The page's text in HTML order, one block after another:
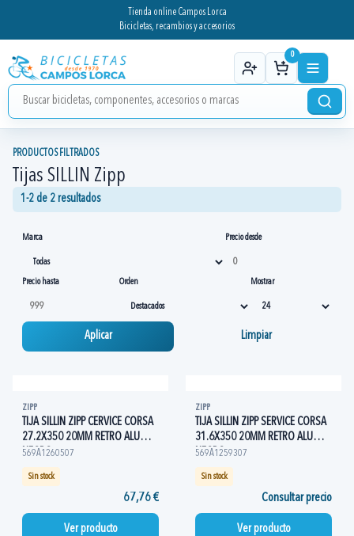
Tienda online Campos Lorca
Bicicletas, recambios y accesorios
0
PRODUCTOS FILTRADOS
Tijas SILLIN Zipp
1-2 de 2 resultados
Marca Precio desde
Precio hasta Orden Mostrar
Aplicar Limpiar
ZIPP
TIJA SILLIN ZIPP CERVICE CORSA
27.2X350 20MM RETRO ALU
NEGRO
569A1260507
Sin stock
67,76 €
Ver producto
ZIPP
TIJA SILLIN ZIPP SERVICE CORSA
31.6X350 20MM RETRO ALU
NEGRO
569A1259307
Sin stock
Consultar precio
Ver producto